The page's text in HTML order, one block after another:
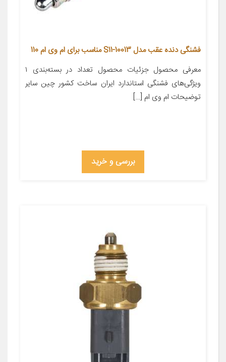
فشنگی دنده عقب مدل S11-10013 مناسب برای ام وی ام 110
معرفی محصول جزئیات محصول تعداد در بسته‌بندی ۱
ویژگی‌های فشنگی استاندارد ایران ساخت کشور چین سایر
توضیحات ام وی ام […]
بررسی و خرید